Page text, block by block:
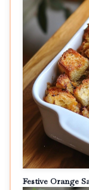
Festive Orange